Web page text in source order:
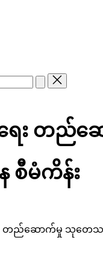
းရေး တည်
မံကိန်း
ေး တည်ဆောက်မှု သုတေ